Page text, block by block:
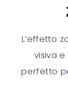
L’effetto
visiva
perfetto